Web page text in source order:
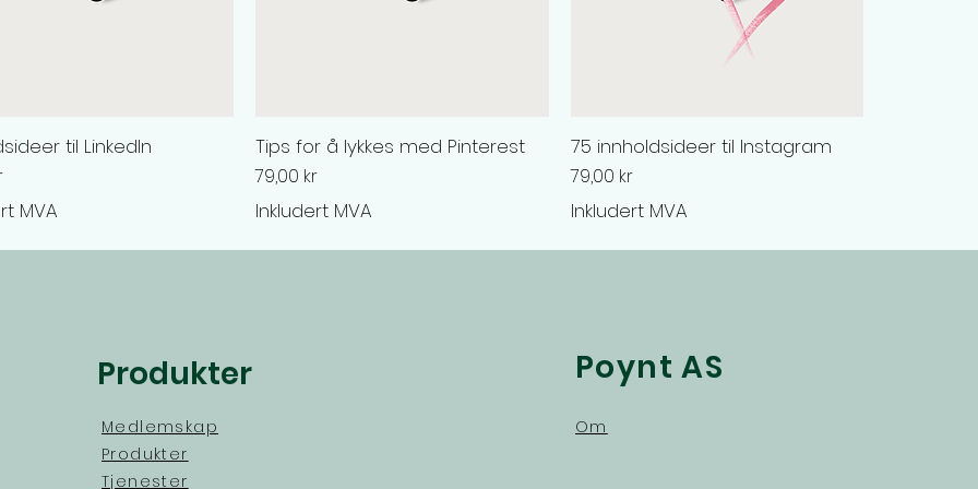
til LinkedIn
MVA
Tips for å lykkes med Pinterest
Pris
79,00 kr
Inkludert MVA
75 innholdsideer til Instagram
Pris
79,00 kr
Inkludert MVA
Produkter
Medlemskap
Produkter
Tjenester
Poynt AS
Om